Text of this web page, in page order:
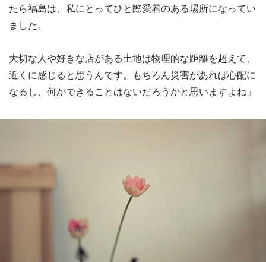
たら福島は、私にとってひと際愛着のある場所になってい
ました。
大切な人や好きな店がある土地は物理的な距離を超えて、
近くに感じると思うんです。もちろん災害があれば心配に
なるし、何かできることはないだろうかと思いますよね」